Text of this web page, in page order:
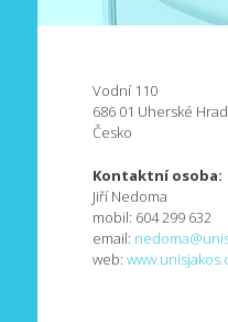
Vodní 110
686 01 Uherské
Česko
Kontaktní osoba:
Jiří Nedoma
mobil: 604 299 632
email:
web: